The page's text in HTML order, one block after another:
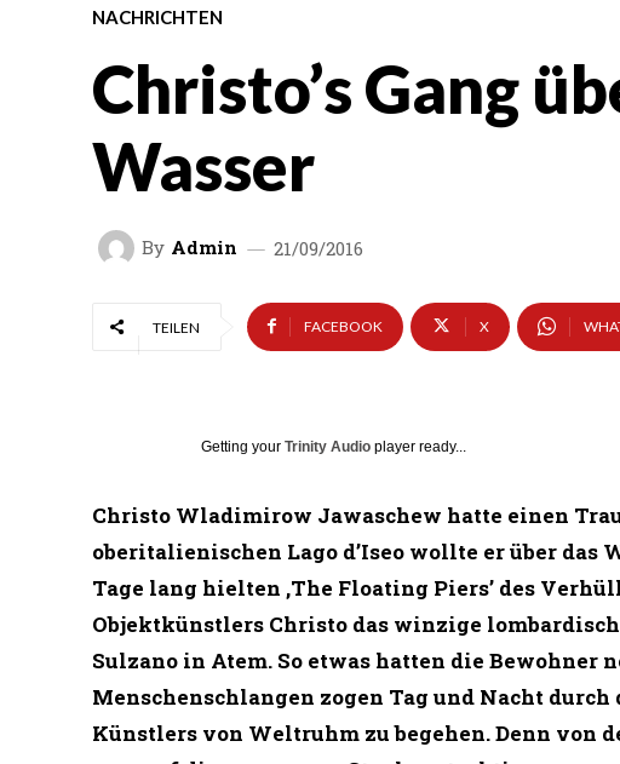
NACHRICHTEN
Christo’s Gang
Wasser
By Admin 21/09/2016
TEILEN FACEBOOK X
Getting your Trinity Audio player ready...
Christo Wladimirow Jawaschew hatte einen
oberitalienischen Lago d’Iseo wollte er über das
Tage lang hielten ‚The Floating Piers’ des
Objektkünstlers Christo das winzige
Sulzano in Atem. So etwas hatten die Bewohner
Menschenschlangen zogen Tag und Nacht durch
Künstlers von Weltruhm zu begehen. Denn von